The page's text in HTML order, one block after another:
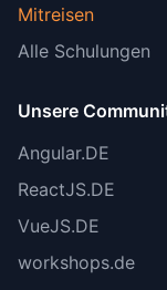
Mitreisen
Alle Schulungen
Unsere
Angular.DE
ReactJS.DE
VueJS.DE
workshops.de